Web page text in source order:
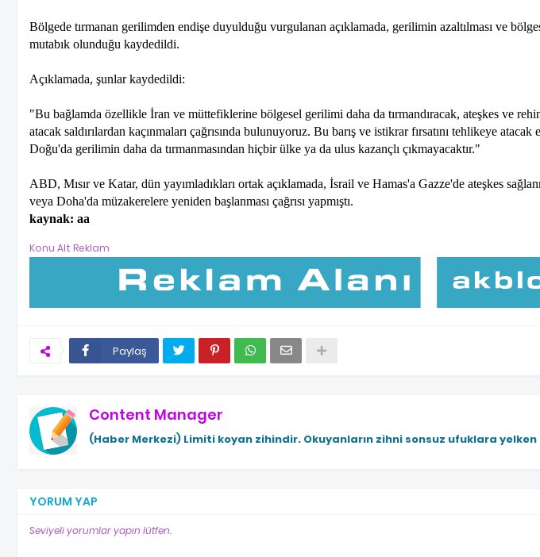
Bölgede tırmanan gerilimden endişe duyulduğu vurgulanan açıklamada, gerilimin azaltılması ve
mutabık olunduğu kaydedildi.
Açıklamada, şunlar kaydedildi:
"Bu bağlamda özellikle İran ve müttefiklerine bölgesel gerilimi daha da tırmandıracak, ateşkes ve
atacak saldırılardan kaçınmaları çağrısında bulunuyoruz. Bu barış ve istikrar fırsatını tehlikeye
Doğu'da gerilimin daha da tırmanmasından hiçbir ülke ya da ulus kazançlı çıkmayacaktır."
ABD, Mısır ve Katar, dün yayımladıkları ortak açıklamada, İsrail ve Hamas'a Gazze'de ateşkes
veya Doha'da müzakerelere yeniden başlanması çağrısı yapmıştı.
kaynak: aa
Konu Alt Reklam
Paylaş
Content Manager
(Haber Merkezi) Limiti koyan zihindir. Okuyanların zihni sonsuz ufuklara
YORUM YAP
Seviyeli yorumlar yapın lütfen.